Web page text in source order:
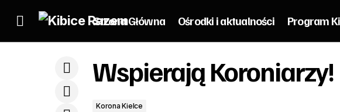
Strona Główna Ośrodki i aktualności Program
Wspierają Koroniarzy!
Korona Kielce